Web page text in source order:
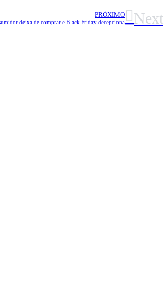
PRÓXIMO
deixa de comprar e Black Friday decepciona Next